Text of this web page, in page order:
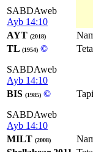
SABDAweb
Ayb 14:10
AYT (2018)
TL (1954) ©
SABDAweb
Ayb 14:10
BIS (1985) ©
SABDAweb
Ayb 14:10
MILT (2008)